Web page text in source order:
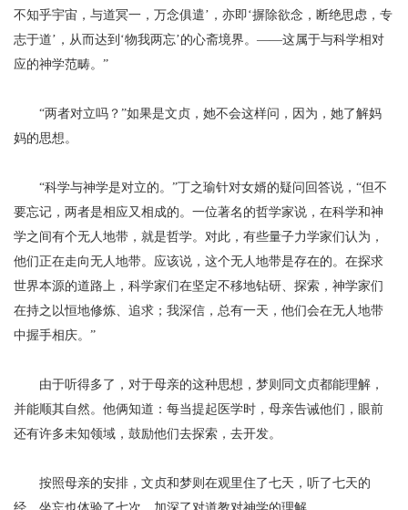
不知乎宇宙，与道冥一，万念俱遣’，亦即‘摒除欲念，断绝思虑，专
志于道’，从而达到‘物我两忘’的心斋境界。——这属于与科学相对
应的神学范畴。”
“两者对立吗？”如果是文贞，她不会这样问，因为，她了解妈
妈的思想。
“科学与神学是对立的。”丁之瑜针对女婿的疑问回答说，“但不
要忘记，两者是相应又相成的。一位著名的哲学家说，在科学和神
学之间有个无人地带，就是哲学。 对此，有些量子力学家们认为，
他们正在走向无人地带。 应该说，这个无人地带是存在的。在探求
世界本源的道路上，科学家们在坚定不移地钻研、探索，神学家们
在持之以恒地修炼、追求；我深信，总有一天，他们会在无人地带
中握手相庆。 ”
由于听得多了，对于母亲的这种思想，梦则同文贞都能理解，
并能顺其自然。他俩知道：每当提起医学时，母亲告诫他们，眼前
还有许多未知领域，鼓励他们去探索，去开发。
按照母亲的安排，文贞和梦则在观里住了七天，听了七天的